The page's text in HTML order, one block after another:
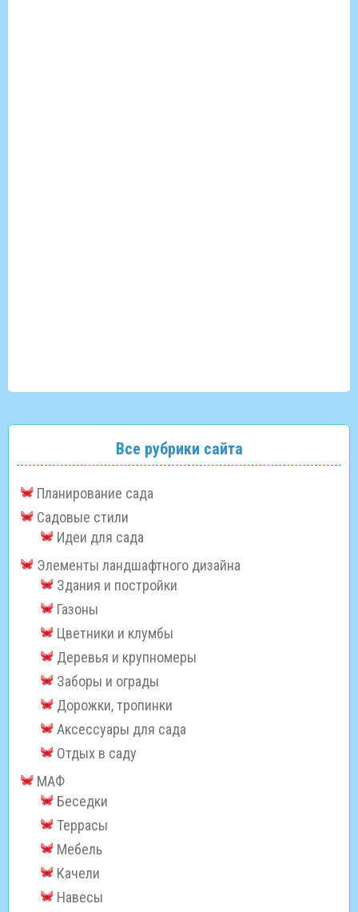
Все рубрики сайта
Планирование сада
Садовые стили
Идеи для сада
Элементы ландшафтного дизайна
Здания и постройки
Газоны
Цветники и клумбы
Деревья и крупномеры
Заборы и ограды
Дорожки, тропинки
Аксессуары для сада
Отдых в саду
МАФ
Беседки
Террасы
Мебель
Качели
Навесы